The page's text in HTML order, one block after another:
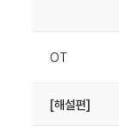
OT
[해설편]